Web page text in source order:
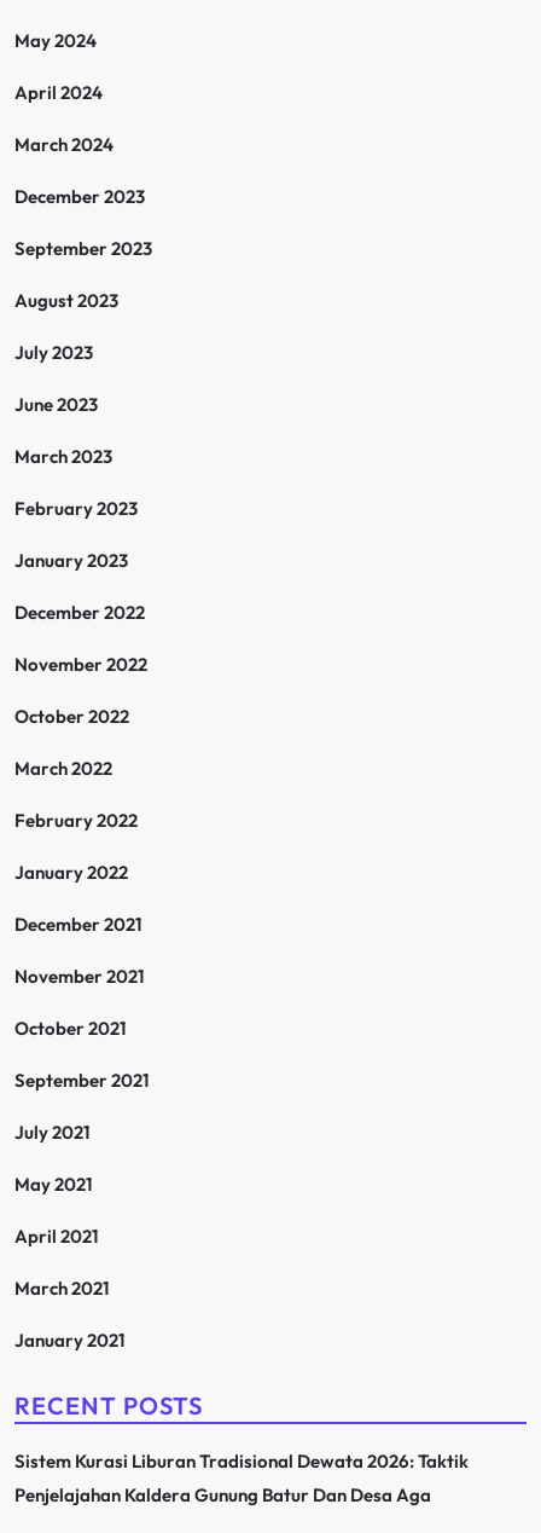
May 2024
April 2024
March 2024
December 2023
September 2023
August 2023
July 2023
June 2023
March 2023
February 2023
January 2023
December 2022
November 2022
October 2022
March 2022
February 2022
January 2022
December 2021
November 2021
October 2021
September 2021
July 2021
May 2021
April 2021
March 2021
January 2021
RECENT POSTS
Sistem Kurasi Liburan Tradisional Dewata 2026: Taktik
Penjelajahan Kaldera Gunung Batur Dan Desa Aga